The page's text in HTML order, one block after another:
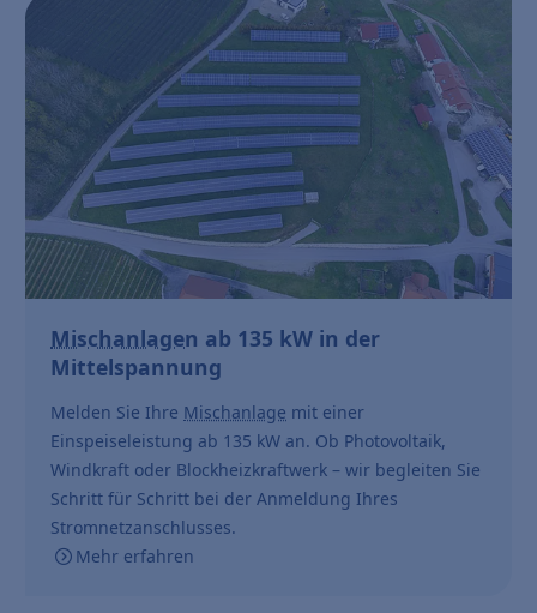
Mischanlagen ab 135 kW in der
Mittelspannung
Melden Sie Ihre Mischanlage mit einer
Einspeiseleistung ab 135 kW an. Ob Photovoltaik,
Windkraft oder Blockheizkraftwerk – wir begleiten Sie
Schritt für Schritt bei der Anmeldung Ihres
Stromnetzanschlusses.
Mehr erfahren